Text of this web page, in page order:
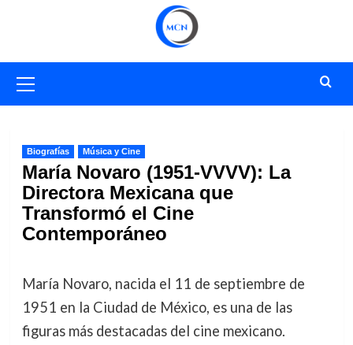
primario
Biografías Música y Cine
María Novaro (1951-VVVV): La
Directora Mexicana que
Transformó el Cine
Contemporáneo
María Novaro, nacida el 11 de septiembre de
1951 en la Ciudad de México, es una de las
figuras más destacadas del cine mexicano.